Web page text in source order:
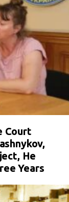
Court
He
Years